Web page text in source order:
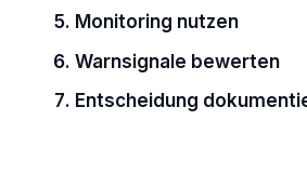
Monitoring nutzen
Warnsignale bewerten
Entscheidung